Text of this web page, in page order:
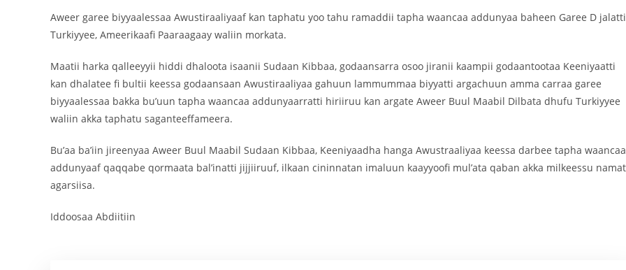
Aweer garee biyyaalessaa Awustiraaliyaaf kan taphatu yoo tahu ramaddii tapha waancaa addunyaa baheen Garee D jalatti
Turkiyyee, Ameerikaafi Paaraagaay waliin morkata.
Maatii harka qalleeyyii hiddi dhaloota isaanii Sudaan Kibbaa, godaansarra osoo jiranii kaampii godaantootaa Keeniyaatti
kan dhalatee fi bultii keessa godaansaan Awustiraaliyaa gahuun lammummaa biyyatti argachuun amma carraa garee
biyyaalessaa bakka bu’uun tapha waancaa addunyaarratti hiriiruu kan argate Aweer Buul Maabil Dilbata dhufu Turkiyyee
waliin akka taphatu saganteeffameera.
Bu’aa ba’iin jireenyaa Aweer Buul Maabil Sudaan Kibbaa, Keeniyaadha hanga Awustraaliyaa keessa darbee tapha waancaa
addunyaaf qaqqabe qormaata bal’inatti jijjiiruuf, ilkaan cininnatan imaluun kaayyoofi mul’ata qaban akka milkeessu
agarsiisa.
Iddoosaa Abdiitiin